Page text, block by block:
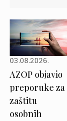
03.08.2026.
AZOP objavio
preporuke za
zaštitu
osobnih